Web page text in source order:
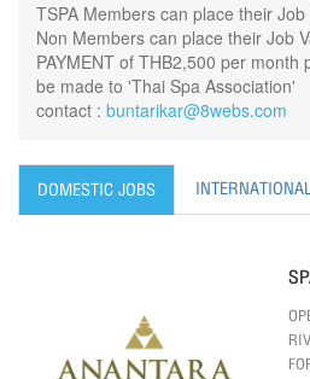
TSPA Members can place their
Non Members can place their Job
PAYMENT of THB2,500 per month
be made to 'Thai Spa Association'
contact : buntarikar@8webs.com
DOMESTIC JOBS